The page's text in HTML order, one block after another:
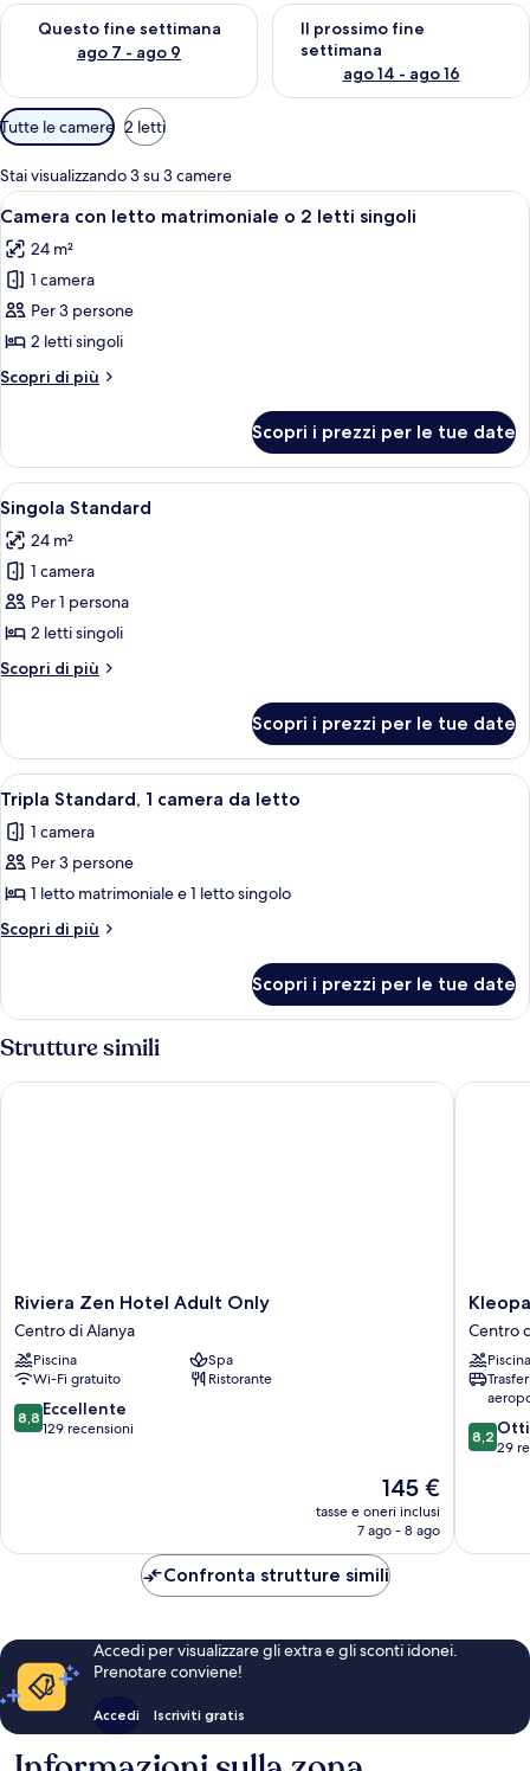
Questo fine settimana
ago 7 - ago 9
Verifica la disponibilità per questo fine settimana, ago 7 - ago
Il prossimo fine
settimana
ago 14 - ago 16
Verifica la disponibilità per il
Filtri
disponibili
per
le
camere
Tutte le camere 2 letti
Stai visualizzando 3 su 3 camere
Apri
tutte
le
foto
per
Camera
con
letto
o
2
letti
singoli
Una camera d'albergo con due letti,
7
Camera con letto matrimoniale o 2 letti singoli
24 m²
1 camera
Per 3 persone
2 letti singoli
Scopri di più
Altri
con
letto
matrimoniale
2
letti
Scopri i prezzi per le tue date
Apri
tutte
le
foto
per
Singola
Standard
Una camera d'albergo con due letti,
5
Singola Standard
24 m²
1 camera
Per 1 persona
2 letti singoli
Scopri di più
Altri
Standard
Scopri i prezzi per le tue date
Apri
tutte
le
foto
per
Tripla
camera
letto
Una camera d'albergo con due letti,
5
Tripla Standard, 1 camera da letto
1 camera
Per 3 persone
1 letto matrimoniale e 1 letto singolo
Scopri di più
Altri
Standard,
camera
letto
Scopri i prezzi per le tue date
Strutture simili
Riviera
Zen
Hotel
Adult
Only
Centro
di
Riviera Zen Hotel Adult Only
Centro di Alanya
Piscina
Spa
Wi-Fi gratuito
Ristorante
8.8
su
8,8 Eccellente
129 recensioni
Il
prezzo
attuale
145 €
145 €
tasse e oneri inclusi
7 ago - 8 ago
Riviera Zen Hotel Adult Only
Dreams
Beach
Hotel
Centro
Alanya
Centro
Piscina
8.2
su
8,2
29
Confronta strutture simili
Accedi per visualizzare gli extra e gli sconti idonei.
Prenotare conviene!
Accedi Iscriviti gratis